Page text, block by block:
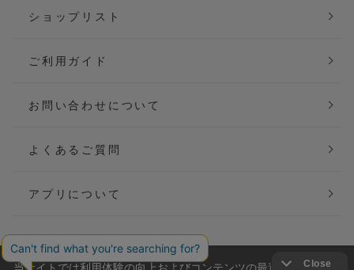
ショップリスト
ご利用ガイド
お問い合わせについて
よくあるご質問
アプリについて